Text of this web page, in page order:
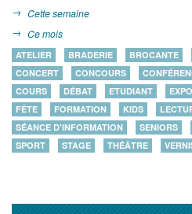
Cette semaine
Ce mois
ATELIER BRADERIE BROCANTE
CONCERT
CONCOURS
COURS
DÉBAT ETUDIANT EXPO
FÊTE
FORMATION KIDS
SÉANCE D'INFORMATION
SENIORS
SPORT
STAGE THÉÂTRE